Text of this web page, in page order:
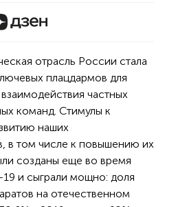
отрасль России стала
плацдармов для
частных
команд. Стимулы к
наших
в том числе к повышению их
созданы еще во время
и сыграли мощно: доля
на отечественном